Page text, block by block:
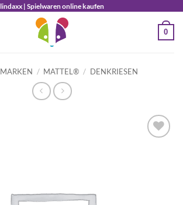
lindaxx | Spielwaren online kaufen
0
MARKEN / MATTEL® / DENKRIESEN